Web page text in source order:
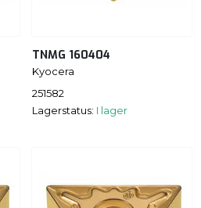
TNMG 160404
Kyocera
251582
Lagerstatus: I lager